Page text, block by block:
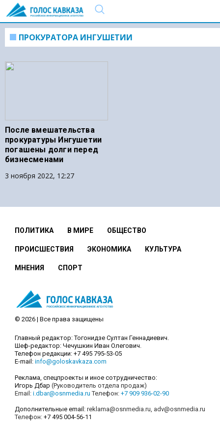
ПРОКУРАТОРА ИНГУШЕТИИ
После вмешательства
прокуратуры Ингушетии
погашены долги перед
бизнесменами
3 ноября 2022, 12:27
ПОЛИТИКА В МИРЕ ОБЩЕСТВО
ПРОИСШЕСТВИЯ ЭКОНОМИКА КУЛЬТУРА
МНЕНИЯ СПОРТ
© 2026 | Все права защищены
Главный редактор: Тогонидзе Султан Геннадиевич.
Шеф-редактор: Чечушкин Иван Олегович.
Телефон редакции: +7 495 795-53-05
E-mail: info@goloskavkaza.com
Реклама, спецпроекты и иное сотрудничество:
Игорь Дбар (Руководитель отдела продаж)
Email: i.dbar@osnmedia.ru Телефон: +7 909 936-02-90
Дополнительные email: reklama@osnmedia.ru, adv@osnmedia.ru
Телефон: +7 495 004-56-11